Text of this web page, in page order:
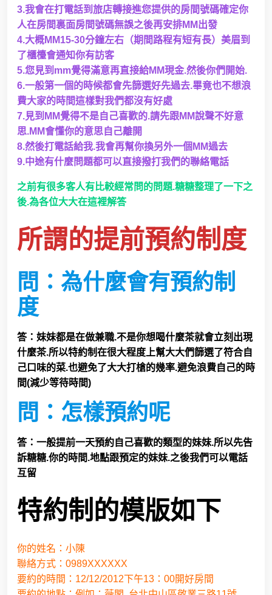
3.我會在打電話到旅店轉接進您提供的房間號碼確定你
人在房間裏面房間號碼無誤之後再安排MM出發
4.大概MM15-30分鐘左右（期間路程有短有長）美眉到
了櫃檯會通知你有訪客
5.您見到mm覺得滿意再直接給MM現金.然後你們開始.
6.一般第一個的時候都會先篩選好先過去.畢竟也不想浪
費大家的時間這樣對我們都沒有好處
7.見到MM覺得不是自己喜歡的.請先跟MM說聲不好意
思.MM會懂你的意思自己離開
8.然後打電話給我.我會再幫你換另外一個MM過去
9.中途有什麼問題都可以直接撥打我們的聯絡電話
之前有很多客人有比較經常問的問題.糖糖整理了一下之
後.為各位大大在這裡解答
所謂的提前預約制度
問：為什麼會有預約制
度
答：妹妹都是在做兼職.不是你想喝什麼茶就會立刻出現
什麼茶.所以特約制在很大程度上幫大大們篩選了符合自
己口味的菜.也避免了大大打槍的幾率.避免浪費自己的時
間(減少等待時間)
問：怎樣預約呢
答：一般提前一天預約自己喜歡的類型的妹妹.所以先告
訴糖糖.你的時間.地點跟預定的妹妹.之後我們可以電話
互留
特約制的模版如下
你的姓名：小陳
聯絡方式：0989XXXXXX
要約的時間：12/12/2012下午13：00開好房間